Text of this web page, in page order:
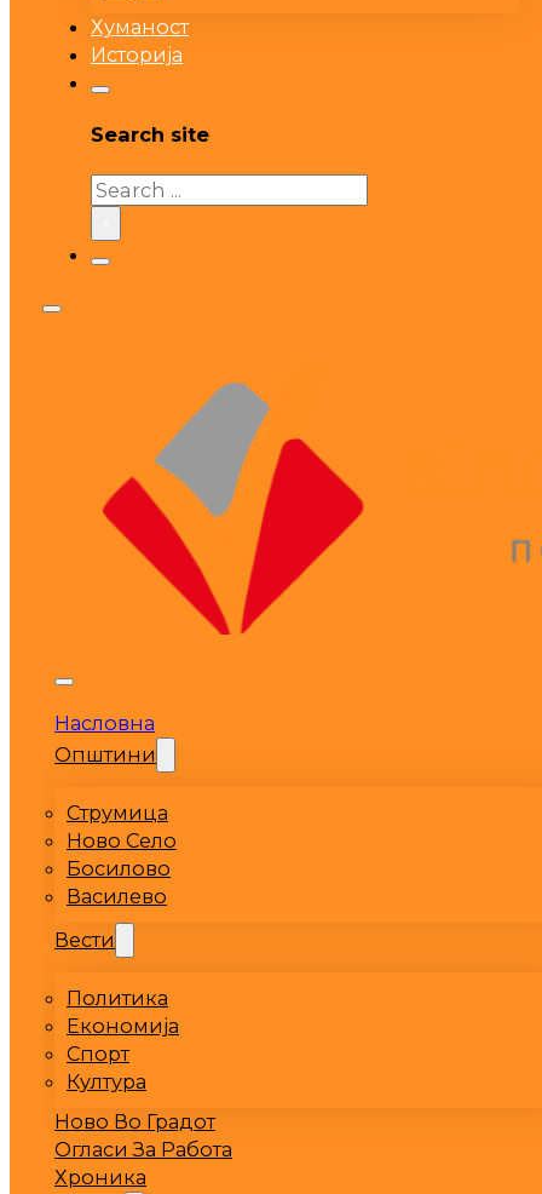
Хуманост
Историја
Search site
Search
Насловна
Општини
Струмица
Ново Село
Босилово
Василево
Вести
Политика
Економија
Спорт
Култура
Ново Во Градот
Огласи За Работа
Хроника